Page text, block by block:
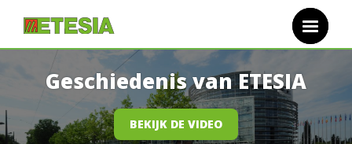
Geschiedenis van ETESIA
BEKIJK DE VIDEO